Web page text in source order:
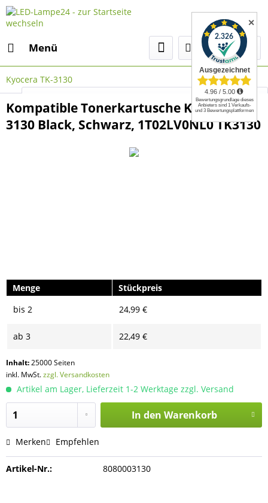
Menü
Select Language▼
Kyocera TK-3130
Kompatible Tonerkartusche Kyocera TK-
3130 Black, Schwarz, 1T02LV0NL0 TK3130
Menge
Stückpreis
bis 2 24,99 €
ab 3 22,49 €
Inhalt:25000 Seiten
inkl. MwSt.zzgl. Versandkosten
Artikel am Lager, Lieferzeit 1-2 Werktage zzgl. Versand
In den Warenkorb
Merken Empfehlen
Artikel-Nr.: 8080003130
✕